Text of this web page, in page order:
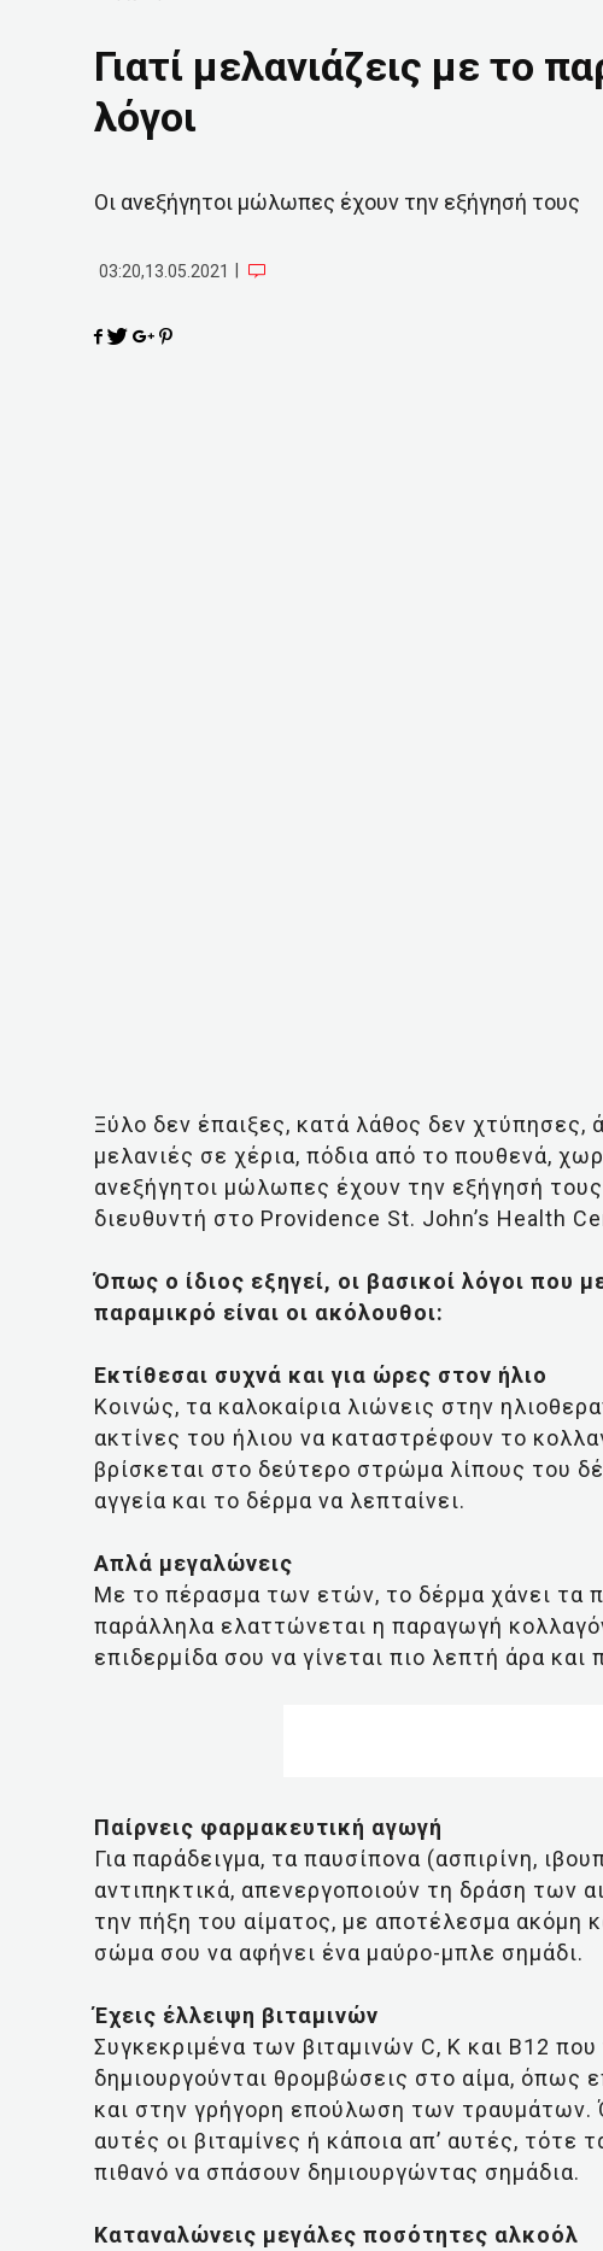
Γιατί μελανιάζεις με το
λόγοι
Οι ανεξήγητοι μώλωπες έχουν την εξήγησή τους
03:20,13.05.2021
Ξύλο δεν έπαιξες, κατά λάθος δεν χτύπησες,
μελανιές σε χέρια, πόδια από το πουθενά,
ανεξήγητοι μώλωπες έχουν την εξήγησή
διευθυντή στο Providence St. John’s Health
Όπως ο ίδιος εξηγεί, οι βασικοί λόγοι που
παραμικρό είναι οι ακόλουθοι:
Εκτίθεσαι συχνά και για ώρες στον ήλιο
Κοινώς, τα καλοκαίρια λιώνεις στην
ακτίνες του ήλιου να καταστρέφουν το
βρίσκεται στο δεύτερο στρώμα λίπους του
αγγεία και το δέρμα να λεπταίνει.
Απλά μεγαλώνεις
Με το πέρασμα των ετών, το δέρμα χάνει τα
παράλληλα ελαττώνεται η παραγωγή
επιδερμίδα σου να γίνεται πιο λεπτή άρα
Παίρνεις φαρμακευτική αγωγή
Για παράδειγμα, τα παυσίπονα (ασπιρίνη,
αντιπηκτικά, απενεργοποιούν τη δράση των
την πήξη του αίματος, με αποτέλεσμα ακόμη
σώμα σου να αφήνει ένα μαύρο-μπλε σημάδι.
Έχεις έλλειψη βιταμινών
Συγκεκριμένα των βιταμινών C, K και B12
δημιουργούνται θρομβώσεις στο αίμα, όπως
και στην γρήγορη επούλωση των τραυμάτων.
αυτές οι βιταμίνες ή κάποια απ’ αυτές, τότε
πιθανό να σπάσουν δημιουργώντας σημάδια.
Καταναλώνεις μεγάλες ποσότητες αλκοόλ